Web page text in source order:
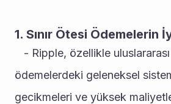
1. Sınır Ötesi Ödemelerin
ödemelerdeki geleneksel
gecikmeleri ve yüksek